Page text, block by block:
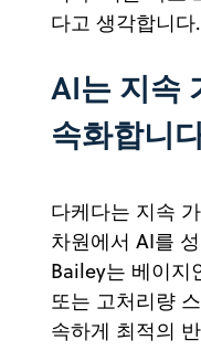
다고 생각합니
AI는 지속
속화합니
다케다는 지속
차원에서 AI를
Bailey는 베이지
또는 고처리량
속하게 최적의